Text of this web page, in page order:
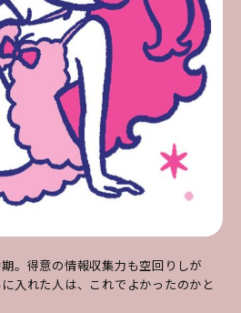
。得意の情報収集力も空回りしが
入れた人は、これでよかったのかと